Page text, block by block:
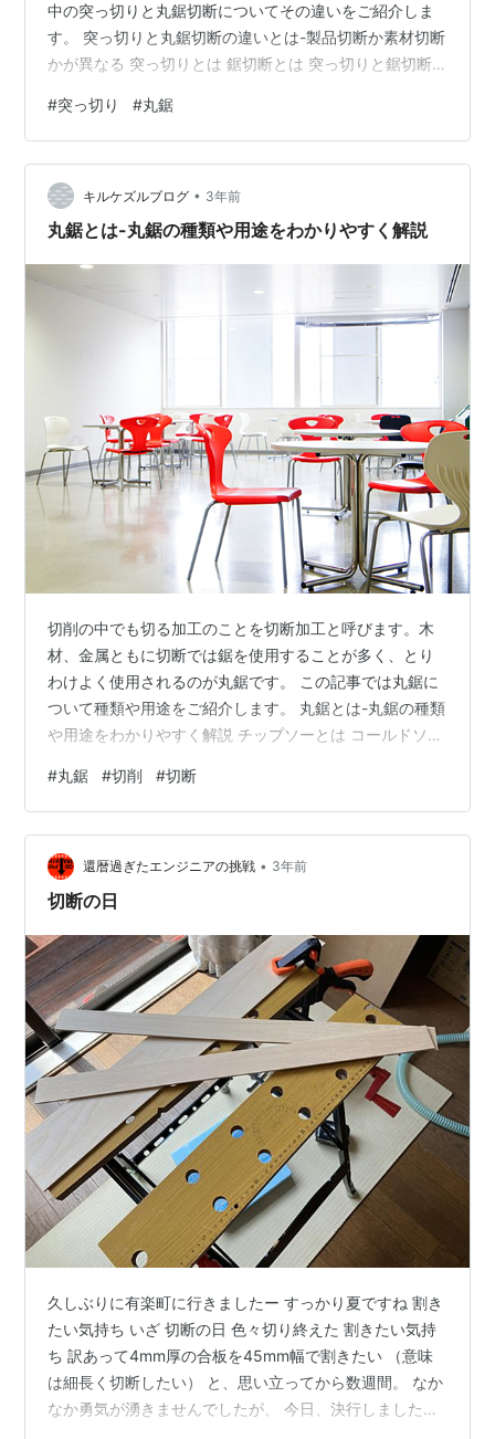
中の突っ切りと丸鋸切断についてその違いをご紹介しま
す。 突っ切りと丸鋸切断の違いとは-製品切断か素材切断
かが異なる 突っ切りとは 鋸切断とは 突っ切りと鋸切断
鋸切断の違いとは-製品切断か素材切断かが異なる 切削加
工の中で、ものを２つに分ける加工を切断加工と呼びま
す。 切断加工の方法としては、長尺刃物やスリッターで
行う剪断や断ち切りがあり、特に金属加工では旋盤で行
う突っ切り加工と切断機を使用する丸鋸切断や帯鋸切断
#突っ切り #丸鋸
キルケズルブログ • 3年前
丸鋸とは-丸鋸の種類や用途をわかりやすく解説
切削の中でも切る加工のことを切断加工と呼びます。木
材、金属ともに切断では鋸を使用することが多く、とり
わけよく使用されるのが丸鋸です。 この記事では丸鋸に
ついて種類や用途をご紹介します。 丸鋸とは-丸鋸の種類
や用途をわかりやすく解説 チップソーとは コールドソー
く知るなら 終わりに 丸鋸とは-丸鋸の種類や用途をわか
りやすく解説 切断加工ではレーザーや水圧など、様々な
方法が用いられますが、中でもメジャーなのが刃物での
切断です。刃物での切断では、丸鋸、帯鋸、ナイフなど
を使用します。 丸鋸とは、丸い円板に超硬合金やサーメ
#丸鋸 #切削 #切断
還暦過ぎたエンジニアの挑戦 • 3年前
切断の日
久しぶりに有楽町に行きましたー すっかり夏ですね 割き
たい気持ち いざ 切断の日 色々切り終えた 割きたい気持
ち 訳あって4mm厚の合板を45mm幅で割きたい （意味
は細長く切断したい） と、思い立ってから数週間。 なか
なか勇気が湧きませんでしたが、 今日、決行しました。